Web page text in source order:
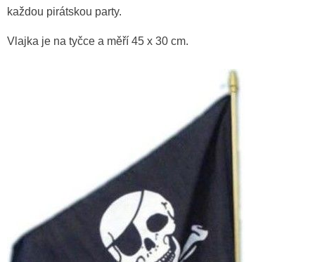
každou pirátskou party.
Vlajka je na tyčce a měří 45 x 30 cm.